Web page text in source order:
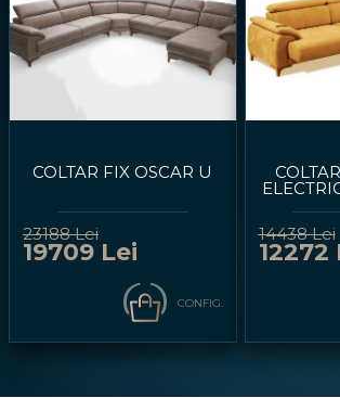
COLTAR FIX OSCAR U
23188 Lei
19709 Lei
CONFIG.
14438 Lei
12272